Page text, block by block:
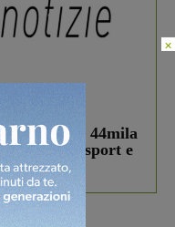
oltre 44mila
per lo sport e
×